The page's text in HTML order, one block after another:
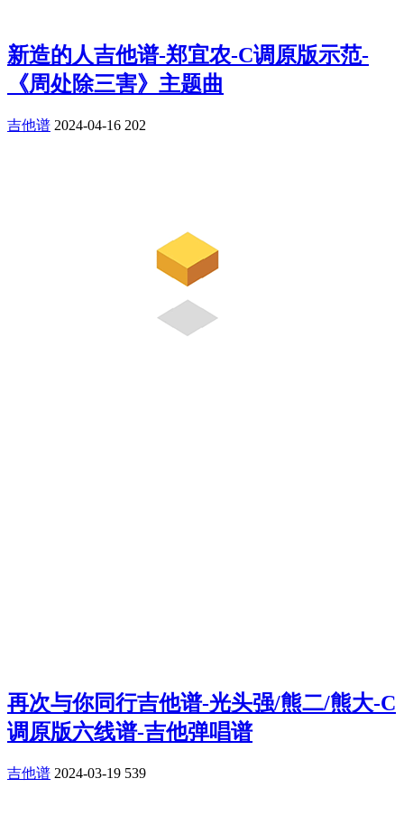
新造的人吉他谱-郑宜农-C调原版示范-
《周处除三害》主题曲
吉他谱 2024-04-16 202
再次与你同行吉他谱-光头强/熊二/熊大-C
调原版六线谱-吉他弹唱谱
吉他谱 2024-03-19 539